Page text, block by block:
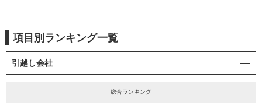
項目別ランキング一覧
引越し会社
総合ランキング